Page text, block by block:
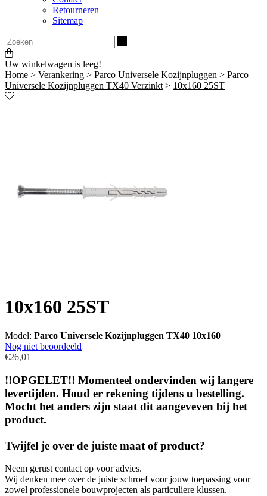
Retourneren
Sitemap
Uw winkelwagen is leeg!
Home > Verankering > Parco Universele Kozijnpluggen > Parco
Universele Kozijnpluggen TX40 Verzinkt > 10x160 25ST
10x160 25ST
Model: Parco Universele Kozijnpluggen TX40 10x160
Nog niet beoordeeld
€26,01
!!OPGELET!! Momenteel ondervinden wij langere
levertijden. Houd er rekening tijdens u bestelling.
Mocht het anders zijn staat dit aangeveven bij het
product.
Twijfel je over de juiste maat of product?
Neem gerust contact op voor advies.
Wij denken mee over de juiste schroef voor jouw toepassing voor
zowel professionele bouwprojecten als particuliere klussen.